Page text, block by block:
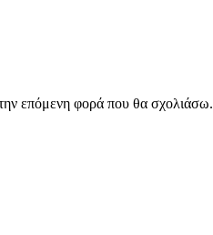
επόμενη φορά που θα σχολιάσω.